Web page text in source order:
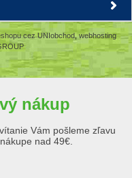
cez UNIobchod,webhosting
nákup
Vám pošleme zľavu
nad 49€.